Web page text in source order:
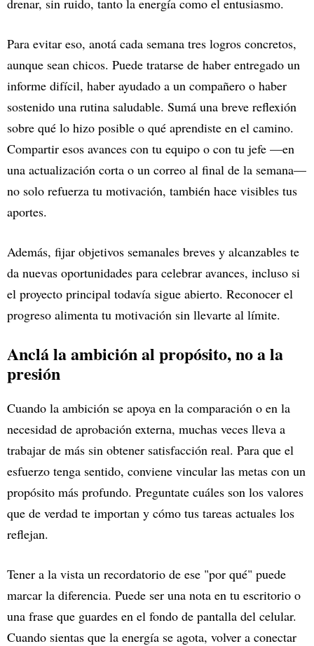
Para evitar eso, anotá cada semana tres logros concretos,
aunque sean chicos. Puede tratarse de haber entregado un
informe difícil, haber ayudado a un compañero o haber
sostenido una rutina saludable. Sumá una breve reflexión
sobre qué lo hizo posible o qué aprendiste en el camino.
Compartir esos avances con tu equipo o con tu jefe —en
una actualización corta o un correo al final de la semana—
no solo refuerza tu motivación, también hace visibles tus
aportes.
Además, fijar objetivos semanales breves y alcanzables te
da nuevas oportunidades para celebrar avances, incluso si
el proyecto principal todavía sigue abierto. Reconocer el
progreso alimenta tu motivación sin llevarte al límite.
Anclá la ambición al propósito, no a la
presión
Cuando la ambición se apoya en la comparación o en la
necesidad de aprobación externa, muchas veces lleva a
trabajar de más sin obtener satisfacción real. Para que el
esfuerzo tenga sentido, conviene vincular las metas con un
propósito más profundo. Preguntate cuáles son los valores
que de verdad te importan y cómo tus tareas actuales los
reflejan.
Tener a la vista un recordatorio de ese "por qué" puede
marcar la diferencia. Puede ser una nota en tu escritorio o
una frase que guardes en el fondo de pantalla del celular.
Cuando sientas que la energía se agota, volver a conectar